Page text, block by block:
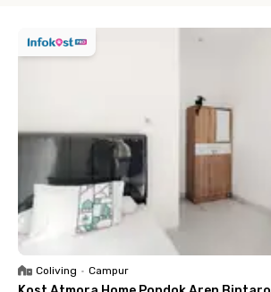
Coliving • Campur